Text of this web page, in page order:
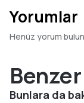
• Termoplastik
• Kolay giyilebilen
• Dış Yüzey:
• İç Astar: %93
• Taban: %100
Yorumlar
Henüz yorum
Bunlara da